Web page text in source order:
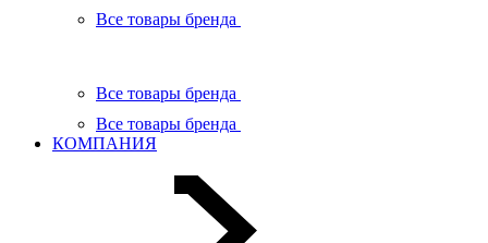
Все товары бренда
Все товары бренда
Все товары бренда
КОМПАНИЯ